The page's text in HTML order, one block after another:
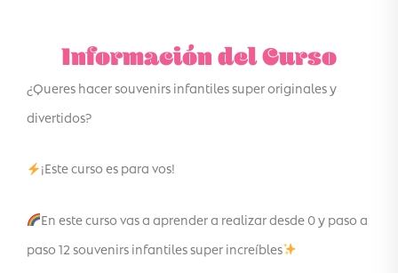
Información del Curso
¿Queres hacer souvenirs infantiles super originales y
divertidos?
¡Este curso es para vos!
En este curso vas a aprender a realizar desde 0 y paso a
paso 12 souvenirs infantiles super increíbles